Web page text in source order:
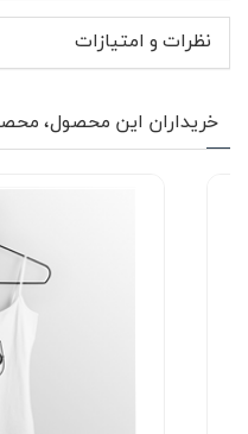
آئودی به عنوان یکی از
شعار پیشرفت از طریق
این برند در تجربه
طراحی شده که ارتباط
مهندسی دارند و دوست
ویژگی‌های
جنس پارچه
آستین کوتاه
یقه‌دار با دو دکمه
نظرات و امتیازات
خریداران این محصول،